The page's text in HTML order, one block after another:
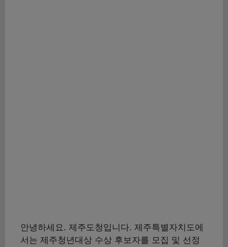
안녕하세요. 제주도청입니다. 제주특별자치도에
서는 제주청년대상 수상 후보자를 모집 및 선정